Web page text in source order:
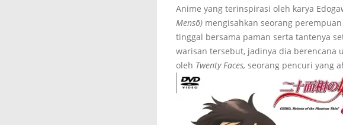
Anime yang terinspirasi oleh karya
Mensō) mengisahkan seorang
tinggal bersama paman serta tantenya
warisan tersebut, jadinya dia berencana
oleh Twenty Faces, seorang pencuri yang